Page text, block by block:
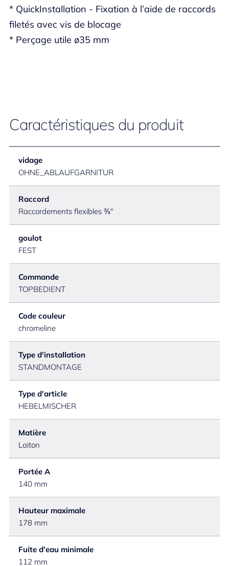
* QuickInstallation - Fixation à l’aide de raccords
filetés avec vis de blocage
* Perçage utile ø35 mm
Caractéristiques du produit
vidage
OHNE_ABLAUFGARNITUR
Raccord
Raccordements flexibles ⅜"
goulot
FEST
Commande
TOPBEDIENT
Code couleur
chromeline
Type d'installation
STANDMONTAGE
Type d'article
HEBELMISCHER
Matière
Laiton
Portée A
140 mm
Hauteur maximale
178 mm
Fuite d'eau minimale
112 mm